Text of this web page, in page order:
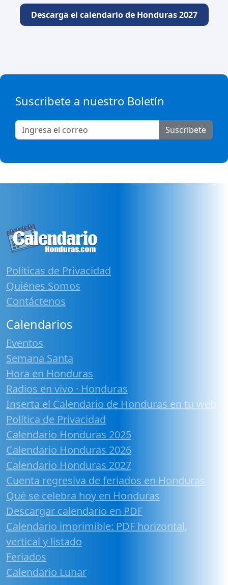
Descarga el calendario de Honduras 2027
Suscribete a nuestro Boletín
Suscribete
Políticas de Privacidad
Quiénes Somos
Contáctenos
Calendarios
Eventos
Semana Santa
Hora en Honduras
Radios en vivo · Honduras
Inserta el Calendario de Honduras en tu web
Política de Privacidad
Calendario Honduras 2025
Calendario Honduras 2026
Calendario Honduras 2027
Cuenta regresiva de feriados en Honduras
Qué se celebra hoy en Honduras
Descargar calendario en PDF
Calendario imprimible: PDF horizontal,
vertical y listado
Feriados
Calendario Lunar